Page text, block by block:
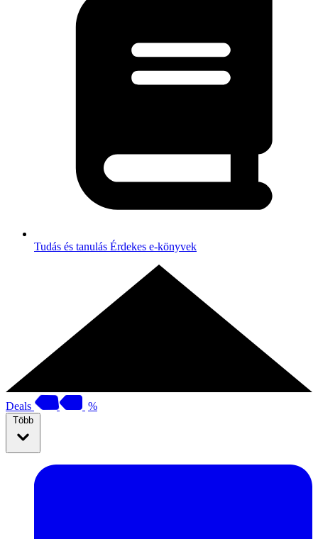
Tudás és tanulás Érdekes e-könyvek
Deals %
Több